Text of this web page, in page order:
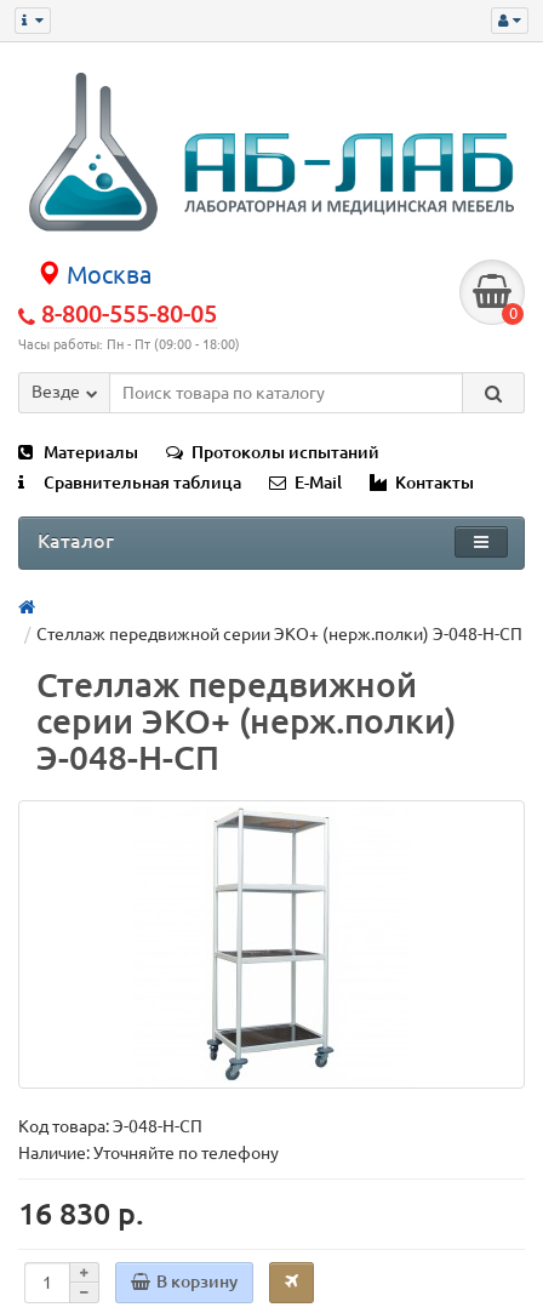
Москва
8-800-555-80-05
Часы работы: Пн - Пт (09:00 - 18:00)
0
Везде
Материалы
Протоколы испытаний
Сравнительная таблица
E-Mail Контакты
Каталог
Стеллаж передвижной серии ЭКО+ (нерж.полки) Э-048-Н-СП
Стеллаж передвижной
серии ЭКО+ (нерж.полки)
Э-048-Н-СП
Код товара:Э-048-Н-СП
Наличие: Уточняйте по телефону
16 830 р.
В корзину